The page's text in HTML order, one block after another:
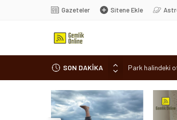
Gazeteler Sitene Ekle
SON DAKİKA
Park halindeki
Osmangazi’de
7 aylık
Nilüfer’de